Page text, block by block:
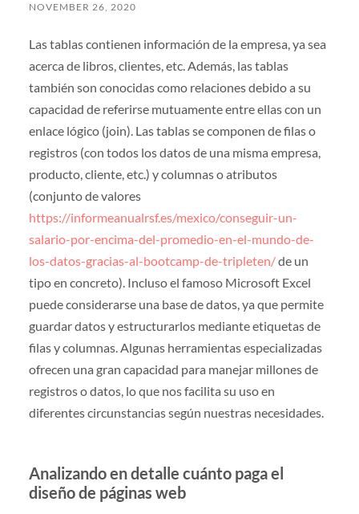
NOVEMBER 26, 2020
Las tablas contienen información de la empresa, ya sea
acerca de libros, clientes, etc. Además, las tablas
también son conocidas como relaciones debido a su
capacidad de referirse mutuamente entre ellas con un
enlace lógico (join). Las tablas se componen de filas o
registros (con todos los datos de una misma empresa,
producto, cliente, etc.) y columnas o atributos
(conjunto de valores
https://informeanualrsf.es/mexico/conseguir-un-
salario-por-encima-del-promedio-en-el-mundo-de-
los-datos-gracias-al-bootcamp-de-tripleten/de un
tipo en concreto). Incluso el famoso Microsoft Excel
puede considerarse una base de datos, ya que permite
guardar datos y estructurarlos mediante etiquetas de
filas y columnas. Algunas herramientas especializadas
ofrecen una gran capacidad para manejar millones de
registros o datos, lo que nos facilita su uso en
diferentes circunstancias según nuestras necesidades.
Analizando en detalle cuánto paga el
diseño de páginas web